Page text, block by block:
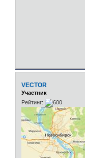
VECTOR
Участник
Рейтинг: